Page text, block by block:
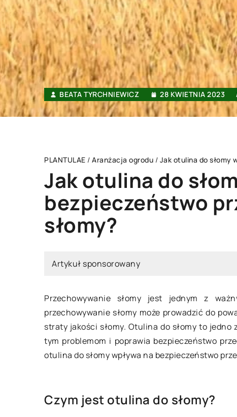
BEATA TYRCHNIEWICZ 28 KWIETNIA 2023
PLANTULAE / Aranżacja ogrodu / Jak otulina do słomy
Jak otulina do
bezpieczeństwo
słomy?
Artykuł sponsorowany
Przechowywanie słomy jest jednym z
przechowywanie słomy może prowadzić do
straty jakości słomy. Otulina do słomy to
tym problemom i poprawia bezpieczeństwo
otulina do słomy wpływa na bezpieczeństwo
Czym jest otulina do słomy?
05 maja 2024
Dobór rolet plisowanych do stylu
plisowanych wpływa na styl i
INNE
14 maja
Jak
do drzwi